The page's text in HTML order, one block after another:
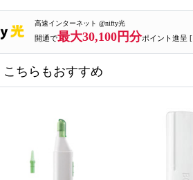
高速インターネット @nifty光
開通で最大30,100円分ポイント進呈 [
こちらもおすすめ